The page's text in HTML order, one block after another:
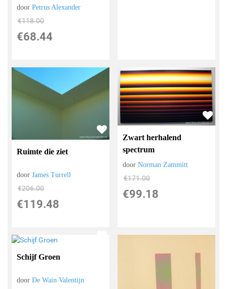
doorPetrus Alexander
€118.00
€68.44
Ruimte die ziet
doorJames Turrell
€206.00
€119.48
Zwart herhalend
spectrum
doorNorman Zammitt
€171.00
€99.18
Schijf Groen
doorDe Wain Valentijn